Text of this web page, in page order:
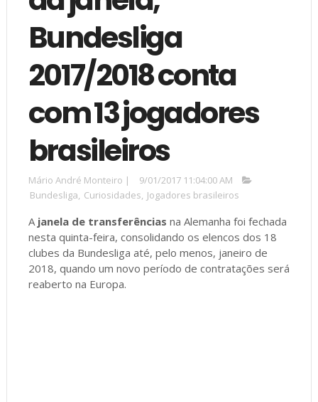
Bundesliga
2017/2018 conta
com 13 jogadores
brasileiros
Mário André Monteiro |
9/01/2017 11:04:00 AM
Bundesliga, Curiosidades, Jogadores brasileiros
A janela de transferências na Alemanha foi fechada
nesta quinta-feira, consolidando os elencos dos 18
clubes da Bundesliga até, pelo menos, janeiro de
2018, quando um novo período de contratações será
reaberto na Europa.